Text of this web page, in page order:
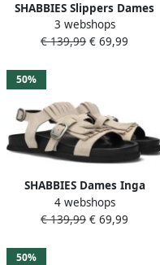
SHABBIES Slippers Dames
Inga Buckles S Maat: 36
Materiaal: Suède Kleur:
3 webshops
€ 139,99 € 69,99
50%
SHABBIES Dames Inga
Fringes Maat: 39 Materiaal:
Suède Kleur: Beige
4 webshops
€ 139,99 € 69,99
50%